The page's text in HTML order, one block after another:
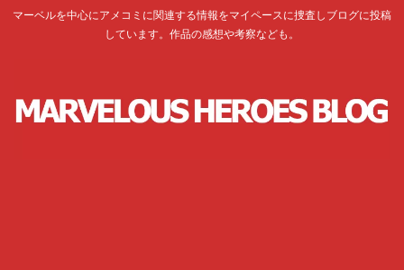
マーベルを中心にアメコミに関連する情報をマイペースに捜査しブログに投稿
しています。作品の感想や考察なども。